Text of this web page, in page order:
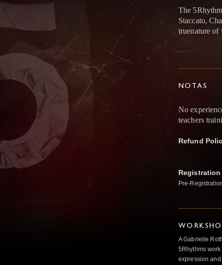
The
Staccato,
truenature of
NOTAS
No
teachers
Refund
Pre-
A Gabrielle
5Rhythms
expression